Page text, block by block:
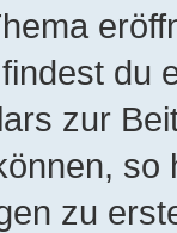
du
zur
zu